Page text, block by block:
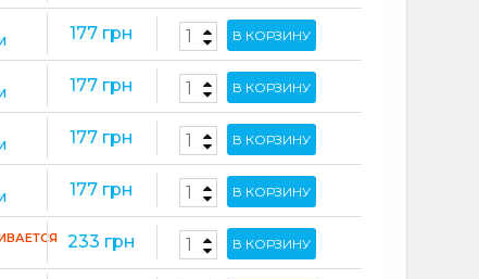
177 грн В КОРЗИНУ
177 грн В КОРЗИНУ
177 грн В КОРЗИНУ
177 грн В КОРЗИНУ
233 грн В КОРЗИНУ